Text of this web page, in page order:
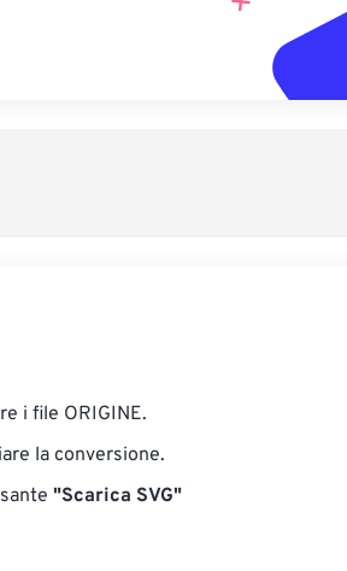
i file ORIGINE.
la conversione.
"Scarica SVG"